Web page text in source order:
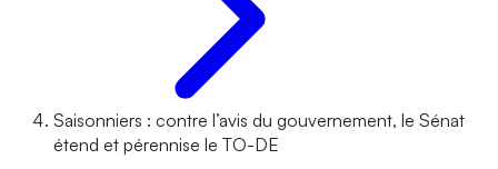
Saisonniers : contre l’avis du gouvernement, le Sénat
étend et pérennise le TO-DE